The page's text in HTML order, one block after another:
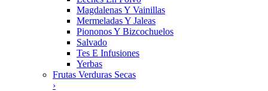
Magdalenas Y Vainillas
Mermeladas Y Jaleas
Piononos Y Bizcochuelos
Salvado
Tes E Infusiones
Yerbas
Frutas Verduras Secas
›